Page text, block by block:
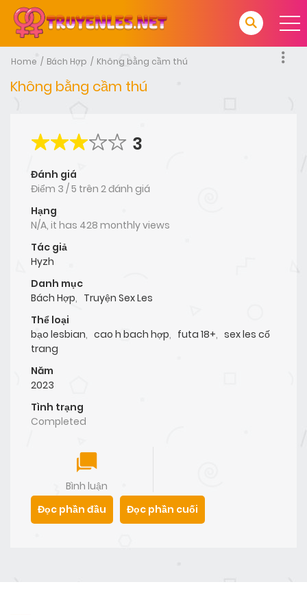
Home Bách Hợp Không bằng cầm thú
Không bằng cầm thú
3
Đánh giá
Điểm 3 /5 trên 2 đánh giá
Hạng
N/A, it has 428 monthly views
Tác giả
Hyzh
Danh mục
Bách Hợp, Truyện Sex Les
Thể loại
bạo lesbian, cao h bach hợp, futa 18+, sex les cố
trang
Năm
2023
Tình trạng
Completed
Bình luận
Đọc phần đầu
Đọc phần cuối